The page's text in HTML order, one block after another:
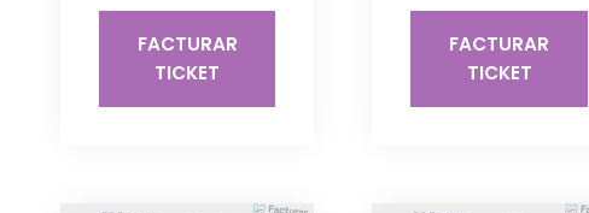
FACTURAR
TICKET
FACTURAR
TICKET